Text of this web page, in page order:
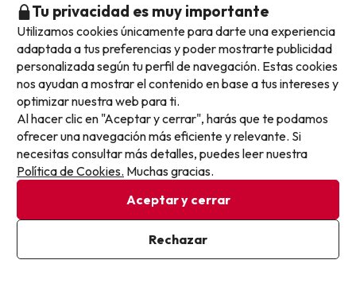
Buscounchollo en los medios
Blog
Web Corporativa
Proveedores
Opiniones de nuestros clientes
Viajes para grupos
Hoteles Andorra
Hoteles Cataluña
Hoteles Portugal
Hoteles Valencia
Hoteles Galicia
Top viajes destacados
Viajes con Niños
Viajes de Ciudad
Viajes de Novios
Viajes con mascotas
Chollos con Todo Incluido
Chollos en la playa
Chollos con Vuelo Incluido
Top fechas destacadas
Verano
Puente de Agosto
Vacaciones en Agosto
Vacaciones en Septiembre
Info y ayuda
Contáctanos
Preguntas frecuentes
Descarga GRATIS nuestra app
Más de 3 MILLONES de descargas y una valoración de 4,7/5.
Tu privacidad es muy importante
Utilizamos cookies únicamente para darte una experiencia
adaptada a tus preferencias y poder mostrarte publicidad
personalizada según tu perfil de navegación. Estas cookies
nos ayudan a mostrar el contenido en base a tus intereses y
optimizar nuestra web para ti.
Al hacer clic en "Aceptar y cerrar", harás que te podamos
ofrecer una navegación más eficiente y relevante. Si
necesitas consultar más detalles, puedes leer nuestra
Política de Cookies. Muchas gracias.
Aceptar y cerrar
Rechazar